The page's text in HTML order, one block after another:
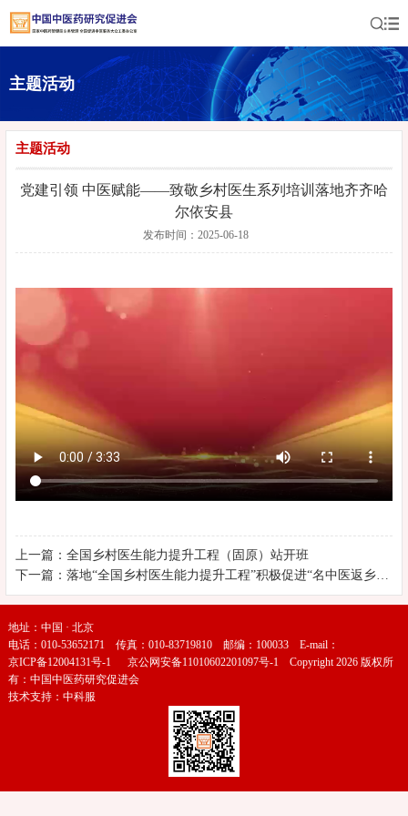
主题活动
主题活动
党建引领 中医赋能——致敬乡村医生系列培训落地齐齐哈
尔依安县
发布时间：2025-06-18
上一篇：全国乡村医生能力提升工程（固原）站开班
地址：中国 · 北京
电话：010-53652171 传真：010-83719810 邮编：100033 E-mail：
京ICP备12004131号-1
京公网安备11010602201097号-1 Copyright 2026 版权所
有：中国中医药研究促进会
技术支持： 中科服